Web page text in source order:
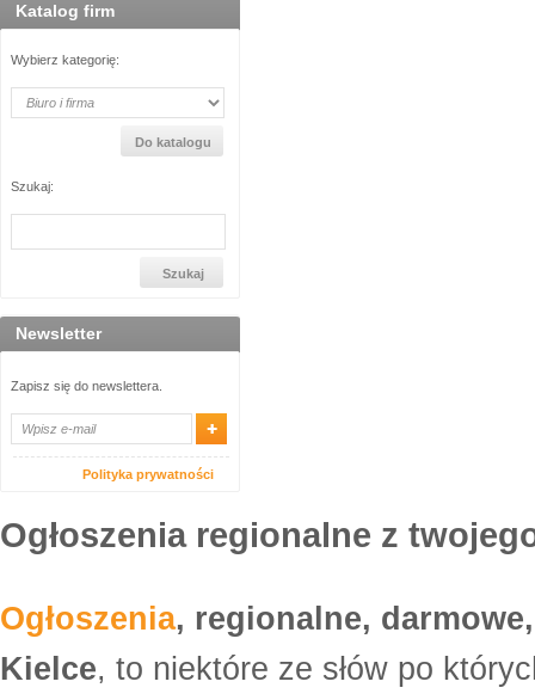
Katalog firm
Wybierz kategorię:
Szukaj:
Newsletter
Zapisz się do newslettera.
Polityka prywatności
Ogłoszenia regionalne z
Ogłoszenia, regionalne,
Kielce, to niektóre ze słów po